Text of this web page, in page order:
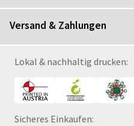
Versand & Zahlungen
Lokal & nachhaltig drucken:
Sicheres Einkaufen: